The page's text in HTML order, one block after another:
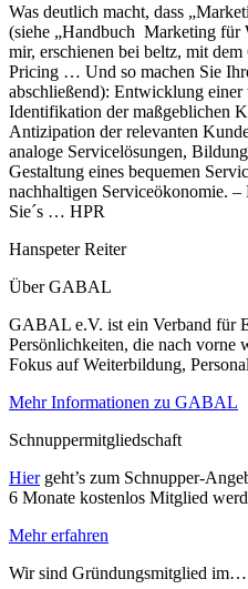
Was deutlich macht, dass
(siehe „Handbuch Marketing für
mir, erschienen bei beltz, mit
Pricing … Und so machen Sie
abschließend): Entwicklung
Identifikation der maßgeblichen
Antizipation der relevanten
analoge Servicelösungen,
Gestaltung eines bequemen
nachhaltigen Serviceökonomie.
Sie´s … HPR
Hanspeter Reiter
Über GABAL
GABAL e.V. ist ein Verband für
Persönlichkeiten, die nach vorne
Fokus auf Weiterbildung,
Mehr Informationen zu GABAL
Schnuppermitgliedschaft
Hiergeht’s zum Schnupper-
6 Monate kostenlos Mitglied
Mehr erfahren
Wir sind Gründungsmitglied im…